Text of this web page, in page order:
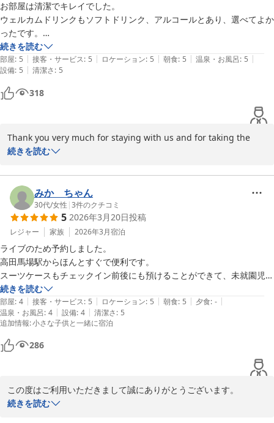
快適なものとなるよう、種類にも配慮してご用意しております。
お部屋やお風呂の清潔さについてお褒めのお言葉を頂戴し、心より
感謝申し上げます。また、ウォーターサーバーのご案内やお部屋の
ケーブル類につきましてもお役に立てたようで嬉しく存じます。お
忘れ物があった場合でも安心してお過ごしいただけるよう、今後も
工夫を重ねてまいります。
これからも皆様に快適で安心してご利用いただけるホテルを目指
し、サービス向上に努めてまいります。またのお越しをスタッフ一
同、心よりお待ち申し上げております。
ベッセルイン高田馬場駅前（新宿・池袋）
2026-03-24
お部屋は清潔でキレイでした。
ウェルカムドリンクもソフトドリンク、アルコールとあり、選べてよか
ったです。
朝食が気になってましたが、海鮮の種類も多くて驚きました。
清掃の方とすれ違った時も、対応が柔らかくて素敵だなと思いました。
続きを読む
部屋: 5 | 接客・サービス: 5 | ロケーション: 5 | 朝食: 5 | 温泉・お風呂: 5 |
設備: 5 | 清潔さ: 5
318
Thank you very much for staying with us and for taking the
time to share your kind feedback.
We are delighted to hear that you found your room clean and
comfortable. We are also pleased that you enjoyed our
welcome drink selection, including both soft drinks and
alcoholic options, and that you appreciated being able to
choose according to your preference.
We are especially happy to know that you were satisfied with
our breakfast. It is a great honor to hear that you were
impressed by the wide variety of seafood we offer. We will
continue striving to provide a breakfast experience that
exceeds our guests’ expectations.
Furthermore, thank you for your warm comments regarding
our housekeeping staff. We are very proud that their friendly
and courteous service left a positive impression on you. Your
We sincerely look forward to welcoming you again in the near
続きを読む
みか ちゃん
30代/女性 |3件のクチコミ
5 2026年3月20日投稿
レジャー 家族 2026年3月宿泊
ライブのため予約しました。
高田馬場駅からほんとすぐで便利です。
スーツケースもチェックイン前後にも預けることができて、未就園児は
よくありますが、小学生まで添い寝無料はほんとありがたいです！！朝
食もメニュー多くて色んなご当地メニュー食べれて美味しかったです！
お風呂トイレ別だと嬉しかったのですが、清潔感あったので意外と大丈
夫でした。
続きを読む
部屋: 4 | 接客・サービス: 5 | ロケーション: 5 | 朝食: 5 | 夕食: - |
温泉・お風呂: 4 | 設備: 4 | 清潔さ: 5
追加情報:小さな子供と一緒に宿泊
286
この度はご利用いただきまして誠にありがとうございます。
またお越し頂けましたら幸いです。
続きを読む